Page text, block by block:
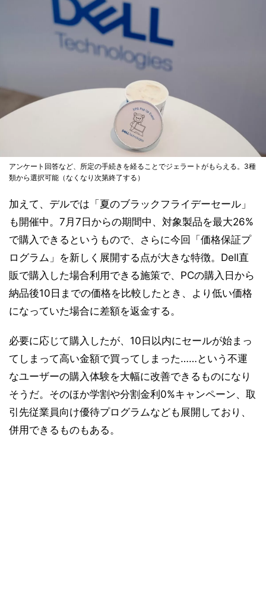
アンケート回答など、所定の手続きを経ることでジェラートがもらえる。3種
類から選択可能（なくなり次第終了する）
加えて、デルでは「夏のブラックフライデーセール」
も開催中。7月7日からの期間中、対象製品を最大26%
で購入できるというもので、さらに今回「価格保証プ
ログラム」を新しく展開する点が大きな特徴。Dell直
販で購入した場合利用できる施策で、PCの購入日から
納品後10日までの価格を比較したとき、より低い価格
になっていた場合に差額を返金する。
必要に応じて購入したが、10日以内にセールが始まっ
てしまって高い金額で買ってしまった……という不運
なユーザーの購入体験を大幅に改善できるものになり
そうだ。そのほか学割や分割金利0%キャンペーン、取
引先従業員向け優待プログラムなども展開しており、
併用できるものもある。